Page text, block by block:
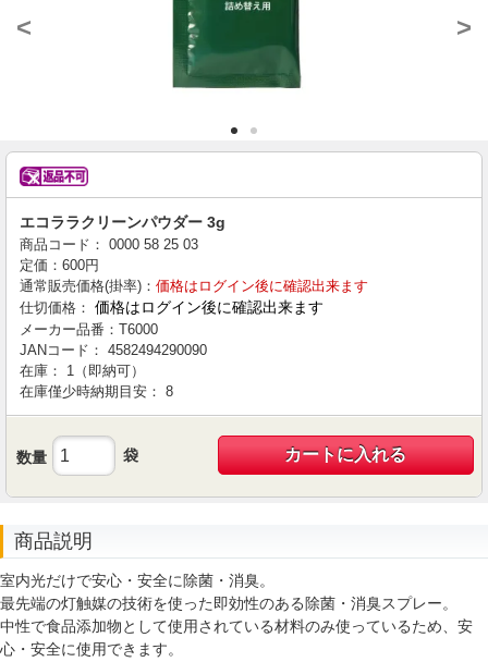
< >
エコララクリーンパウダー 3g
商品コード： 0000 58 25 03
定価： 600円
通常販売価格(掛率)： 価格はログイン後に確認出来ます
仕切価格： 価格はログイン後に確認出来ます
メーカー品番： T6000
JANコード： 4582494290090
在庫：
1（即納可）
在庫僅少時納期目安： 8
数量 袋 カートに入れる
商品説明
室内光だけで安心・安全に除菌・消臭。
最先端の灯触媒の技術を使った即効性のある除菌・消臭スプレー。
中性で食品添加物として使用されている材料のみ使っているため、安
心・安全に使用できます。